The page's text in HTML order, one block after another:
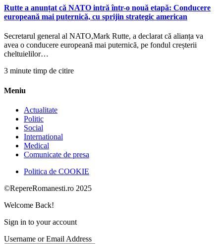
Rutte a anunțat că NATO intră într-o nouă etapă: Conducere
europeană mai puternică, cu sprijin strategic american
Secretarul general al NATO,Mark Rutte, a declarat că alianța va
avea o conducere europeană mai puternică, pe fondul creșterii
cheltuielilor…
3 minute timp de citire
Meniu
Actualitate
Politic
Social
International
Medical
Comunicate de presa
Politica de COOKIE
©RepereRomanesti.ro 2025
Welcome Back!
Sign in to your account
Username or Email Address